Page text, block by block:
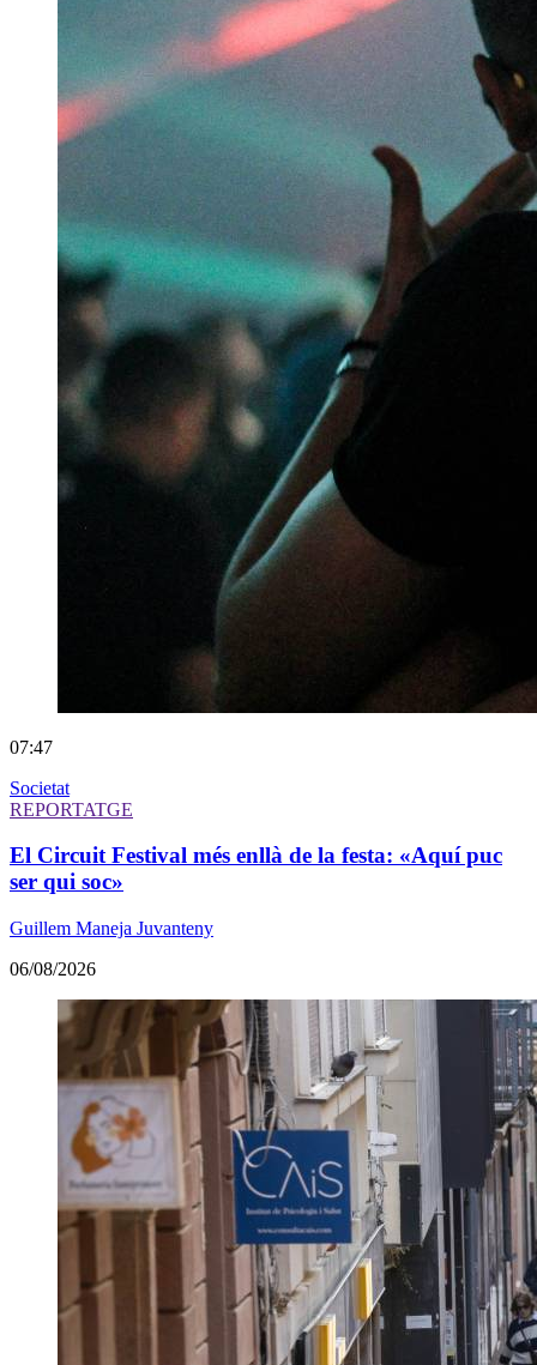
07:47
Societat
REPORTATGE
El Circuit Festival més enllà de la festa: «Aquí puc
ser qui soc»
Guillem Maneja Juvanteny
06/08/2026